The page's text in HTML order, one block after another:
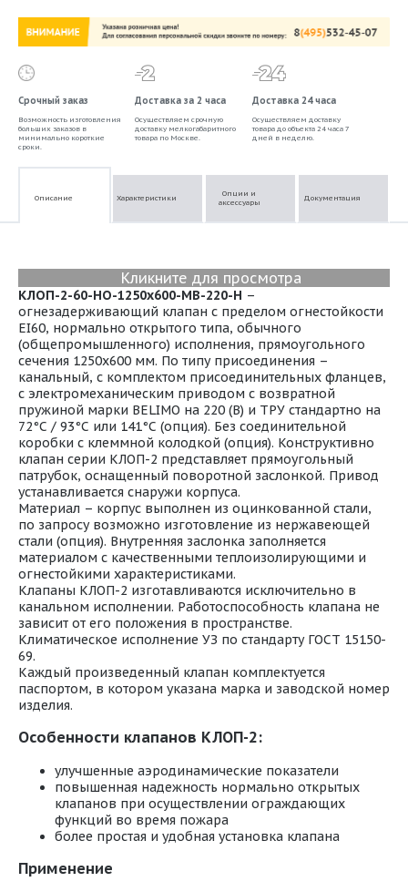
Срочный заказ
Возможность изготовления
больших заказов в
минимально короткие
сроки.
Доставка за 2 часа
Осуществляем срочную
доставку мелкогабаритного
товара по Москве.
Доставка 24 часа
Осуществляем доставку
товара до объекта 24 часа 7
дней в неделю.
Описание Характеристики
Опции и
аксессуары
Документация
Кликните для просмотра
КЛОП-2-60-НО-1250х600-МВ-220-Н –
огнезадерживающий клапан с пределом огнестойкости
EI60, нормально открытого типа, обычного
(общепромышленного) исполнения, прямоугольного
сечения 1250х600 мм. По типу присоединения –
канальный, с комплектом присоединительных фланцев,
с электромеханическим приводом с возвратной
пружиной марки BELIMO на 220 (В) и ТРУ стандартно на
72°С / 93°С или 141°С (опция). Без соединительной
коробки с клеммной колодкой (опция). Конструктивно
клапан серии КЛОП-2 представляет прямоугольный
патрубок, оснащенный поворотной заслонкой. Привод
устанавливается снаружи корпуса.
Материал – корпус выполнен из оцинкованной стали,
по запросу возможно изготовление из нержавеющей
стали (опция). Внутренняя заслонка заполняется
материалом с качественными теплоизолирующими и
огнестойкими характеристиками.
Клапаны КЛОП-2 изготавливаются исключительно в
канальном исполнении. Работоспособность клапана не
зависит от его положения в пространстве.
Климатическое исполнение УЗ по стандарту ГОСТ 15150-
69.
Каждый произведенный клапан комплектуется
паспортом, в котором указана марка и заводской номер
изделия.
Особенности клапанов КЛОП-2:
улучшенные аэродинамические показатели
повышенная надежность нормально открытых
клапанов при осуществлении ограждающих
функций во время пожара
более простая и удобная установка клапана
Применение